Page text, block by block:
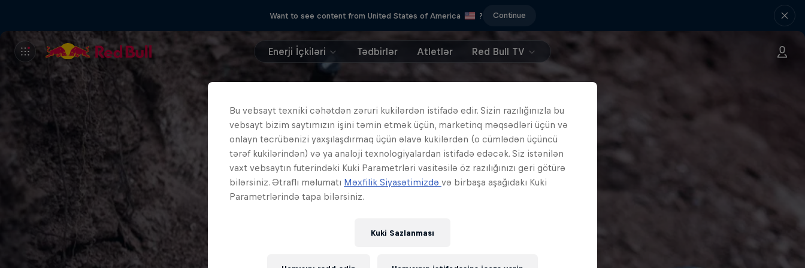
Want to see content from United States of America ? Continue
Enerji İçkiləri Tədbirlər Atletlər Red Bull TV
Bu vebsayt texniki cəhətdən zəruri kukilərdən istifadə edir. Sizin razılığınızla bu
vebsayt bizim saytımızın işini təmin etmək üçün, marketinq məqsədləri üçün və
onlayn təcrübənizi yaxşılaşdırmaq üçün əlavə kukilərdən (o cümlədən üçüncü
tərəf kukilərindən) və ya analoji texnologiyalardan istifadə edəcək. Siz istənilən
vaxt vebsaytın futerindəki Kuki Parametrləri vasitəsilə öz razılığınızı geri götürə
bilərsiniz. Ətraflı məlumatı Məxfilik Siyasətimizdə və birbaşa aşağıdakı Kuki
Parametrlərində tapa bilərsiniz.
Kuki Sazlanması